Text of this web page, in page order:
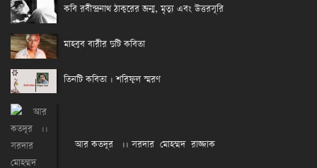
কবি রবীন্দ্রনাথ ঠাকুরের জন্ম, মৃত্যু এবং উত্তরসূরি
মাহবুব বারীর দুটি কবিতা
তিনটি কবিতা । শরিফুল স্মরণ
আর কতদূর ।। সরদার মোহম্মদ রাজ্জাক